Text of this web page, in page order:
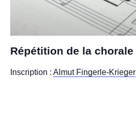
Répétition de la chorale
Inscription : Almut Fingerle-Krieger